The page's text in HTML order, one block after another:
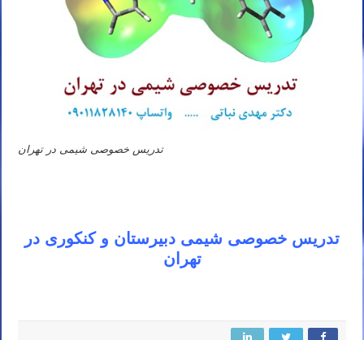
تدریس خصوصی شیمی در تهران
تدریس خصوصی شیمی دبیرستان و کنکوری در
تهران